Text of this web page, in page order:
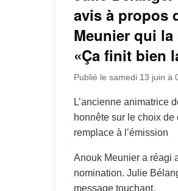
avis à propos
Meunier qui la
«Ça finit bien
Publié le samedi 13 juin à
L’ancienne animatrice
honnête sur le choix de
remplace à l’émission
Anouk Meunier a réagi
nomination. Julie
message touchant.